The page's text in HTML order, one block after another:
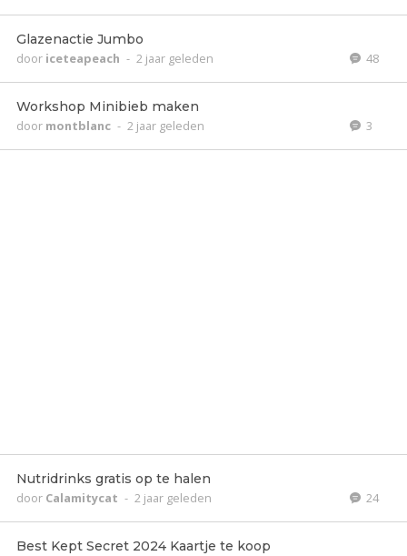
Glazenactie Jumbo
door iceteapeach - 2 jaar geleden 48
Workshop Minibieb maken
door montblanc - 2 jaar geleden 3
Nutridrinks gratis op te halen
door Calamitycat - 2 jaar geleden 24
Best Kept Secret 2024 Kaartje te koop